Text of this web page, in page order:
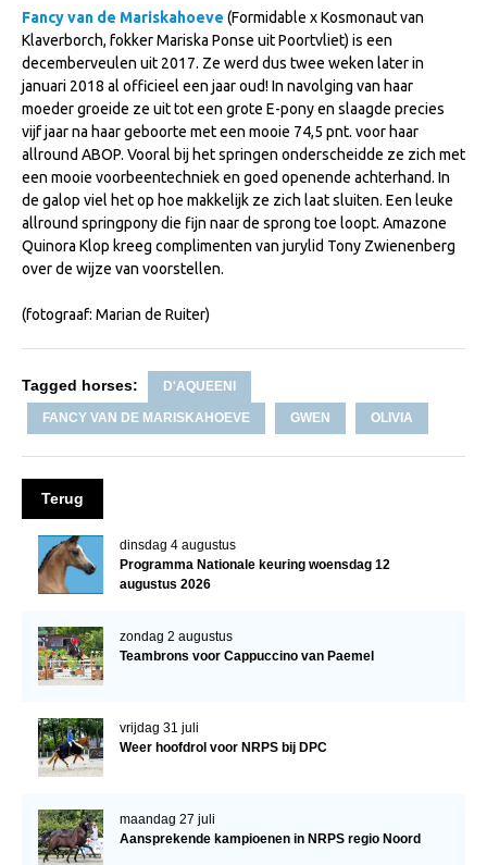
Veulen registratie
NRPS-Boegbeeld
Predicaten
Cornage
Röntgenonderzoek
WBSFH
Dekhengsten
Zoek een hengst
HENGSTEN ONLINE
Hengstenselectie
Informatie Hengstenkeuring
AANMELDEN HENGSTENKEURING ONDER HET
Verrichtingsonderzoek NRPS
Verrichtingsonderzoek 2024-2025
Verrichtingsonderzoek 2023-2024
Verrichtingsonderzoek 2022-2023
Verrichtingsonderzoek 2021-2022
Verrichtingsonderzoek 2019-2020
Sport
Paard te koop
Inloggen
Fancy van de Mariskahoeve (Formidable x Kosmonaut van
Klaverborch, fokker Mariska Ponse uit Poortvliet) is een
decemberveulen uit 2017. Ze werd dus twee weken later in
januari 2018 al officieel een jaar oud! In navolging van haar
moeder groeide ze uit tot een grote E-pony en slaagde precies
vijf jaar na haar geboorte met een mooie 74,5 pnt. voor haar
allround ABOP. Vooral bij het springen onderscheidde ze zich met
een mooie voorbeentechniek en goed openende achterhand. In
de galop viel het op hoe makkelijk ze zich laat sluiten. Een leuke
allround springpony die fijn naar de sprong toe loopt. Amazone
Quinora Klop kreeg complimenten van jurylid Tony Zwienenberg
over de wijze van voorstellen.
(fotograaf: Marian de Ruiter)
Tagged horses: D'AQUEENI
FANCY VAN DE MARISKAHOEVE GWEN OLIVIA
Terug
dinsdag 4 augustus
Programma Nationale keuring woensdag 12
augustus 2026
zondag 2 augustus
Teambrons voor Cappuccino van Paemel
vrijdag 31 juli
Weer hoofdrol voor NRPS bij DPC
maandag 27 juli
Aansprekende kampioenen in NRPS regio Noord